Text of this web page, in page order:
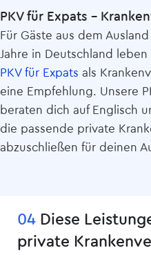
PKV für Expats –
Für Gäste aus dem
Jahre in Deutschland
PKV für Expats als
eine Empfehlung. Unsere
beraten dich auf Englisch
die passende private
abzuschließen für deinen
04 Diese
private